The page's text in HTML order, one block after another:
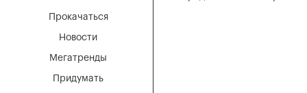
Мегатренды
Придумать
Новости
Прокачаться